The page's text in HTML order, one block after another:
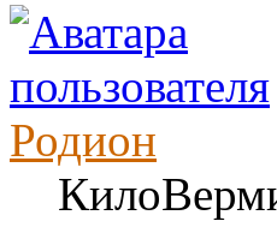
Родион